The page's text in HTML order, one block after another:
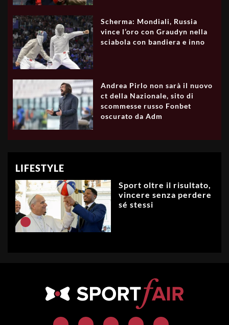
Scherma: Mondiali, Russia
vince l’oro con Graudyn nella
sciabola con bandiera e inno
Andrea Pirlo non sarà il nuovo
ct della Nazionale, sito di
scommesse russo Fonbet
oscurato da Adm
LIFESTYLE
Sport oltre il risultato,
vincere senza perdere
sé stessi